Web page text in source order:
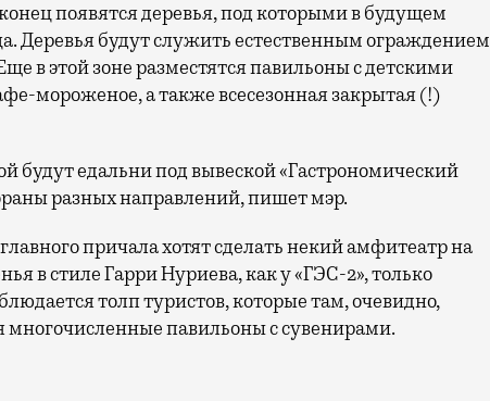
появятся деревья, под которыми в будущем
Деревья будут служить естественным ограждением
в этой зоне разместятся павильоны с детскими
мороженое, а также всесезонная закрытая (!)
едальни под вывеской «Гастрономический
разных направлений, пишет мэр.
причала хотят сделать некий амфитеатр на
в стиле Гарри Нуриева, как у «ГЭС-2», только
толп туристов, которые там, очевидно,
многочисленные павильоны с сувенирами.